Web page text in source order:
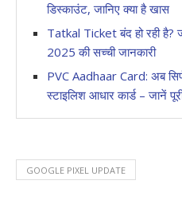
डिस्काउंट, जानिए क्या है खास
Tatkal Ticket बंद हो रही है?
2025 की सच्ची जानकारी
PVC Aadhaar Card: अब
स्टाइलिश आधार कार्ड – जानें
GOOGLE PIXEL UPDATE